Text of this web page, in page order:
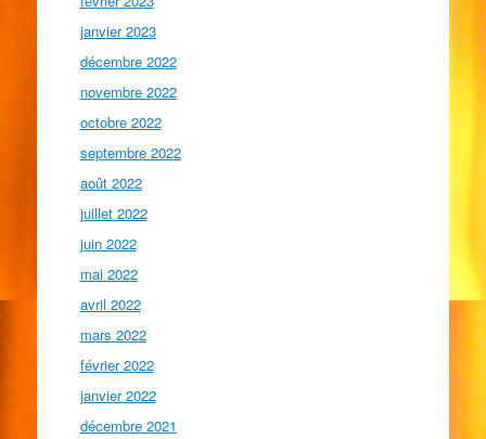
janvier 2023
décembre 2022
novembre 2022
octobre 2022
septembre 2022
août 2022
juillet 2022
juin 2022
mai 2022
avril 2022
mars 2022
février 2022
janvier 2022
décembre 2021